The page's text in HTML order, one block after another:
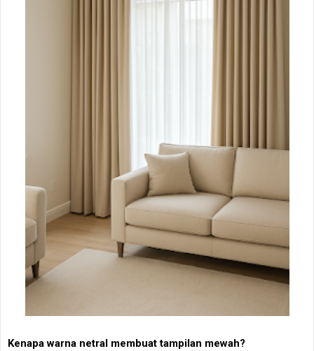
Kenapa warna netral membuat tampilan mewah?